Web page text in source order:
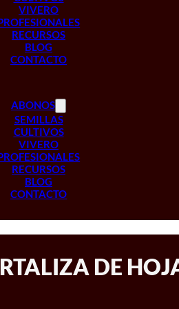
VIVERO
RECURSOS
BLOG
CONTACTO
ABONOS
SEMILLAS
CULTIVOS
VIVERO
RECURSOS
BLOG
CONTACTO
DE